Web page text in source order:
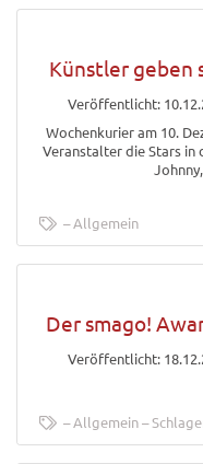
Künstler geben
Veröffentlicht:
Wochenkurier am 10.
Veranstalter die Stars in
Allgemein
Der smago!
Veröffentlicht:
Allgemein